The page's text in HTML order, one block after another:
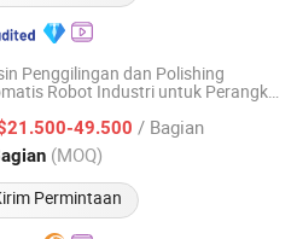
Penggilingan dan Polishing
Robot Industri untuk Perangkat
49.500 / Bagian
(MOQ)
Permintaan
Equipment Co., Ltd.
Harga mulai 2025